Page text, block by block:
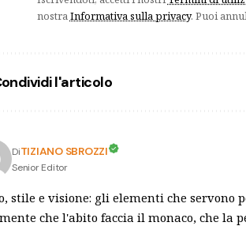
nostraInformativa sulla privacy. Puoi
l'articolo
DiTIZIANO SBROZZI
Senior Editor
stile e visione: gli elementi che servono
che l'abito faccia il monaco, che la